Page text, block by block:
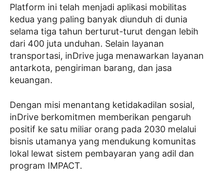
Platform ini telah menjadi aplikasi mobilitas
kedua yang paling banyak diunduh di dunia
selama tiga tahun berturut-turut dengan lebih
dari 400 juta unduhan. Selain layanan
transportasi, inDrive juga menawarkan layanan
antarkota, pengiriman barang, dan jasa
keuangan.
Dengan misi menantang ketidakadilan sosial,
inDrive berkomitmen memberikan pengaruh
positif ke satu miliar orang pada 2030 melalui
bisnis utamanya yang mendukung komunitas
lokal lewat sistem pembayaran yang adil dan
program IMPACT.